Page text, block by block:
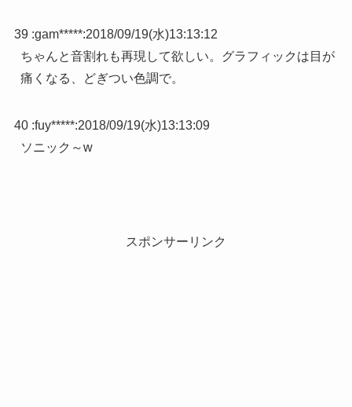
39 :gam*****:2018/09/19(水)13:13:12
ちゃんと音割れも再現して欲しい。グラフィックは目が
痛くなる、どぎつい色調で。
40 :fuy*****:2018/09/19(水)13:13:09
ソニック～w
スポンサーリンク